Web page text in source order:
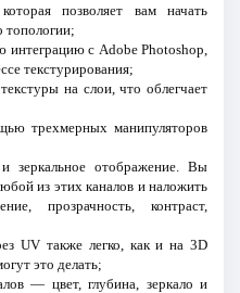
позволяет вам начать
топологии;
с Adobe Photoshop,
текстурирования;
на слои, что облегчает
трехмерных манипуляторов
зеркальное отображение. Вы
из этих каналов и наложить
прозрачность, контраст,
UV также легко, как и на 3D
это делать;
— цвет, глубина, зеркало и